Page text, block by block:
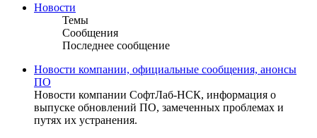
Новости
Темы
Сообщения
Последнее сообщение
Новости компании, официальные сообщения, анонсы
ПО
Новости компании СофтЛаб-НСК, информация о
выпуске обновлений ПО, замеченных проблемах и
путях их устранения.